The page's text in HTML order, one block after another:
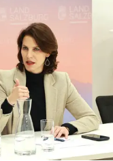
Arbeitsalltag.